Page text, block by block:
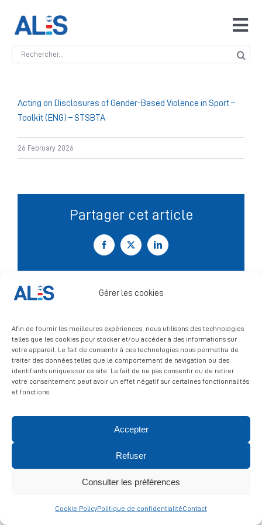
Gérer les cookies
Afin de fournir les meilleures expériences, nous utilisons des technologies
telles que les cookies pour stocker et/ou accéder à des informations sur
votre appareil. Le fait de consentir à ces technologies nous permettra de
traiter des données telles que le comportement de navigation ou des
identifiants uniques sur ce site. Le fait de ne pas consentir ou de retirer
votre consentement peut avoir un effet négatif sur certaines fonctionnalités
et fonctions.
Accepter
Refuser
Consulter les préférences
Cookie PolicyPolitique de confidentialitéContact
content
Search
Accueil
ALIS
Antidopage
Manipulation des compétitions
Signalement
Acting on Disclosures of Gender-Based Violence in Sport –
Toolkit (ENG) – STSBTA
26 February 2026
Partager cet article
Facebook
X LinkedIn
Politique de confidentialité|Politique de cookies